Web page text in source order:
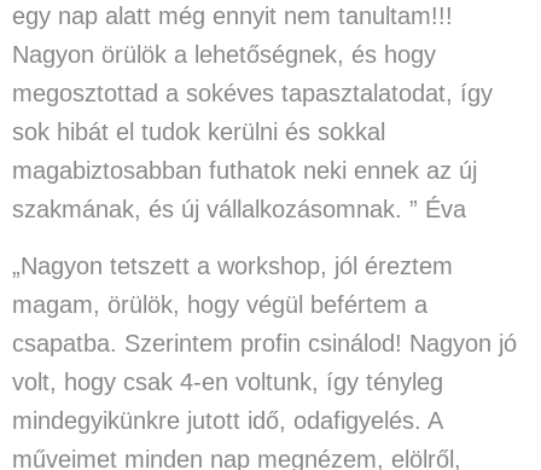
egy nap alatt még ennyit nem tanultam!!!
Nagyon örülök a lehetőségnek, és hogy
megosztottad a sokéves tapasztalatodat, így
sok hibát el tudok kerülni és sokkal
magabiztosabban futhatok neki ennek az új
szakmának, és új vállalkozásomnak. ” Éva
„Nagyon tetszett a workshop, jól éreztem
magam, örülök, hogy végül befértem a
csapatba. Szerintem profin csinálod! Nagyon jó
volt, hogy csak 4-en voltunk, így tényleg
mindegyikünkre jutott idő, odafigyelés. A
műveimet minden nap megnézem, elölről,